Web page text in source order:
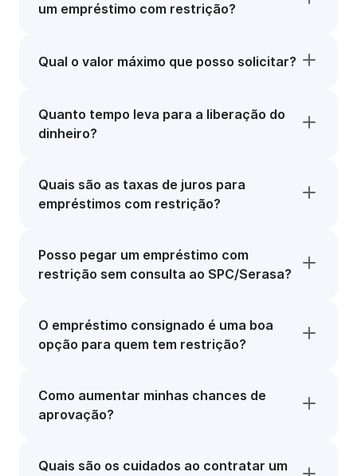
um empréstimo com restrição?
Qual o valor máximo que posso solicitar?
Quanto tempo leva para a liberação do
dinheiro?
Quais são as taxas de juros para
empréstimos com restrição?
Posso pegar um empréstimo com
restrição sem consulta ao SPC/Serasa?
O empréstimo consignado é uma boa
opção para quem tem restrição?
Como aumentar minhas chances de
aprovação?
Quais são os cuidados ao contratar um